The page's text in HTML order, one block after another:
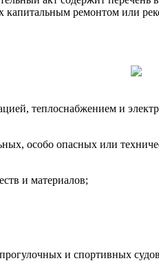
капитальным ремонтом или
теплоснабжением и
особо опасных или
и материалов;
и спортивных